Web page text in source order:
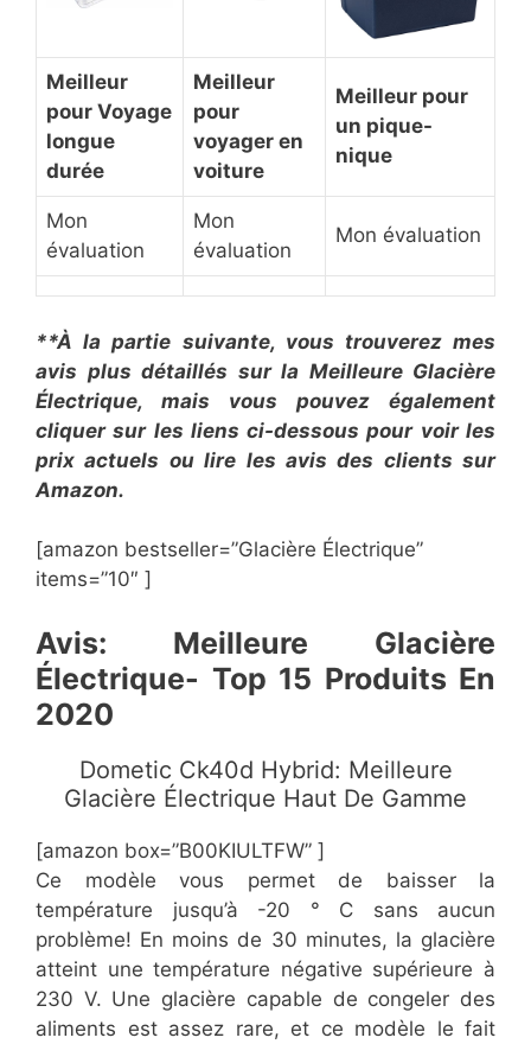
Meilleur
pour ​Voyage
longue
durée
Meilleur
pour ​
voyager en
voiture
Meilleur pour ​
un pique-
nique
Mon
évaluation
Mon
évaluation
Mon évaluation
**À la partie suivante, vous trouverez mes
avis plus détaillés sur la ​Meilleure Glacière
Électrique, mais vous pouvez également
cliquer sur les liens ci-dessous pour voir les
prix actuels ou lire les avis des clients sur
Amazon.
[amazon bestseller=”​​Glacière Électrique”
items=”10″ ]
​Avis​: Meilleure Glacière
Électrique- Top 15 Produits En
2020
​Dometic Ck40d Hybrid: Meilleure
Glacière Électrique Haut De Gamme
[amazon box=”​B00KIULTFW” ]
​Ce modèle vous permet de baisser la
température jusqu’à -20 ° C sans aucun
problème! En moins de 30 minutes, la glacière
atteint une température négative supérieure à
230 V. Une glacière capable de congeler des
aliments est assez rare, et ce modèle le fait